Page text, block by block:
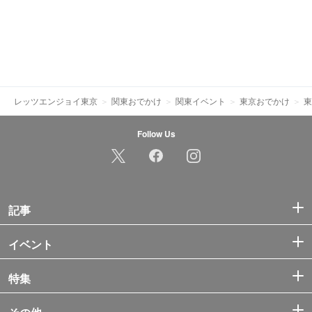
レッツエンジョイ東京 関東おでかけ 関東イベント 東京おでかけ
Follow Us
記事
イベント
特集